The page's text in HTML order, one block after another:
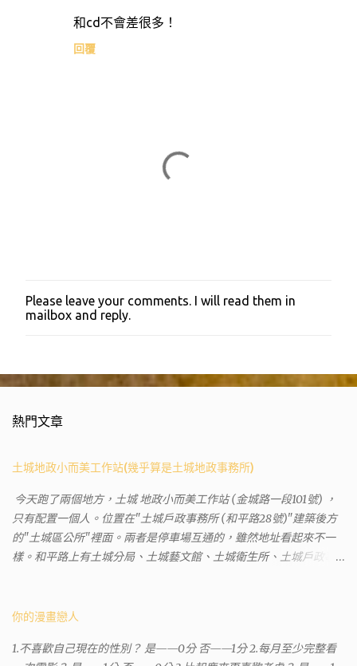
和cd不會差很多！
回覆
張
Please leave your comments. I will read them in
mailbox and reply.
熱門文章
土城地政小而美工作站(幾乎算是土城地政事務所)
今天跑了兩個地方，土城 地政小而美工作站 (金城路一段101號) ，
只有配置一個人。位置在"土城戶政事務所 (和平路28號)"建築後方
的"土城區公所"裡面。兩者是停車場互通的，雖然地址看起來不一
樣。和平路上有土城分局、土城藝文館、土城衛生所、土城戶政事
沒有正式的地政事務所，只有地政小而美工作站 ，也已經能處理大
到以後還真嚇了一跳，這一看就有問題。要是我拿著那不被承認、
你的漫畫戀人
1.不喜歡自己現在的性別？ 是——0分 否——1分 2.每月至少完整看